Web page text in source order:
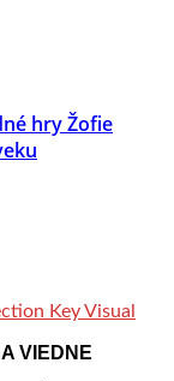
hry Žofie
VIEDNE